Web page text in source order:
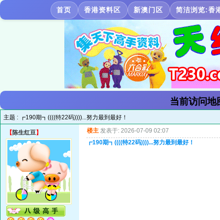
首页 香港资料区 新澳门区 简洁浏览:香
当前访问地
主题 : ┏190期┓((((特22码))))...努力最到最好！
【 陈生红豆】 楼主 发表于: 2026-07-09 02:07
┏190期┓((((特22码))))...努力最到最好！